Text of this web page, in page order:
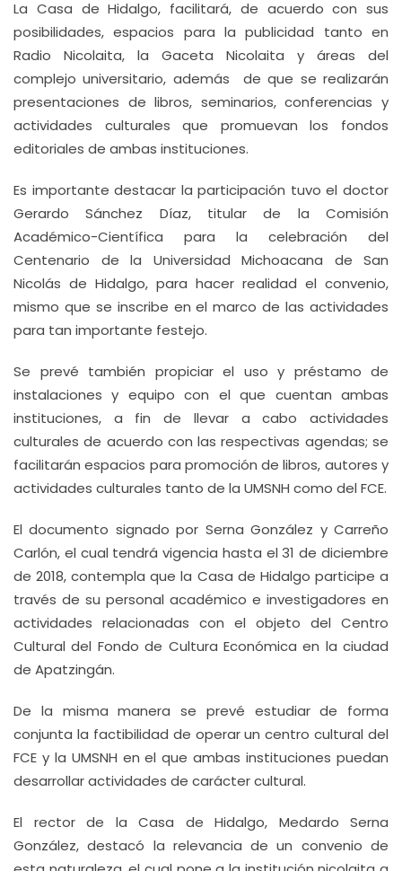
La Casa de Hidalgo, facilitará, de acuerdo con sus
posibilidades, espacios para la publicidad tanto en
Radio Nicolaita, la Gaceta Nicolaita y áreas del
complejo universitario, además de que se realizarán
presentaciones de libros, seminarios, conferencias y
actividades culturales que promuevan los fondos
editoriales de ambas instituciones.
Es importante destacar la participación tuvo el doctor
Gerardo Sánchez Díaz, titular de la Comisión
Académico-Científica para la celebración del
Centenario de la Universidad Michoacana de San
Nicolás de Hidalgo, para hacer realidad el convenio,
mismo que se inscribe en el marco de las actividades
para tan importante festejo.
Se prevé también propiciar el uso y préstamo de
instalaciones y equipo con el que cuentan ambas
instituciones, a fin de llevar a cabo actividades
culturales de acuerdo con las respectivas agendas; se
facilitarán espacios para promoción de libros, autores y
actividades culturales tanto de la UMSNH como del FCE.
El documento signado por Serna González y Carreño
Carlón, el cual tendrá vigencia hasta el 31 de diciembre
de 2018, contempla que la Casa de Hidalgo participe a
través de su personal académico e investigadores en
actividades relacionadas con el objeto del Centro
Cultural del Fondo de Cultura Económica en la ciudad
de Apatzingán.
De la misma manera se prevé estudiar de forma
conjunta la factibilidad de operar un centro cultural del
FCE y la UMSNH en el que ambas instituciones puedan
desarrollar actividades de carácter cultural.
El rector de la Casa de Hidalgo, Medardo Serna
González, destacó la relevancia de un convenio de